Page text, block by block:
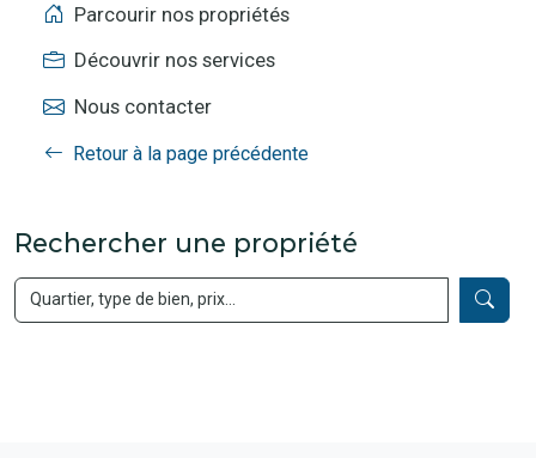
Parcourir nos propriétés
Découvrir nos services
Nous contacter
Retour à la page précédente
Rechercher une propriété